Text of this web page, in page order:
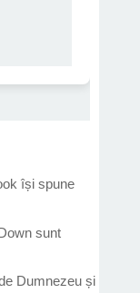
își spune
sunt
Dumnezeu și